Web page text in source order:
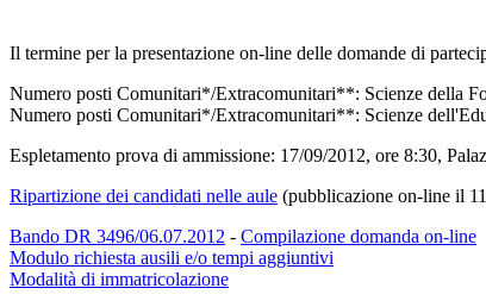
Il termine per la presentazione on-line delle domande di
Numero posti Comunitari*/Extracomunitari**: Scienze della
Numero posti Comunitari*/Extracomunitari**: Scienze
Espletamento prova di ammissione: 17/09/2012, ore 8:30,
Ripartizione dei candidati nelle aule (pubblicazione on-line il
Bando DR 3496/06.07.2012 - Compilazione domanda on-line
Modulo richiesta ausili e/o tempi aggiuntivi
Modalità di immatricolazione